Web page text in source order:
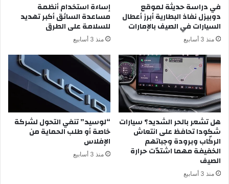
في دراسة حديثة لموقع
دوبيزل نفاذ البطارية أبرز أعطال
السيارات في الصيف بالإمارات
منذ 3 أسابيع
إساءة استخدام أنظمة
مساعدة السائق أكبر تهديد
للسلامة على الطرق
منذ 3 أسابيع
هل تشعر بالحر الشديد؟ سيارات
شكودا تحافظ على انتعاش
الركّاب وبرودة وجباتهم
الخفيفة مهما اشتدّت حرارة
الصيف
منذ 3 أسابيع
“لوسيد” تنفي التحول لشركة
خاصة أو طلب الحماية من
الإفلاس
منذ 3 أسابيع